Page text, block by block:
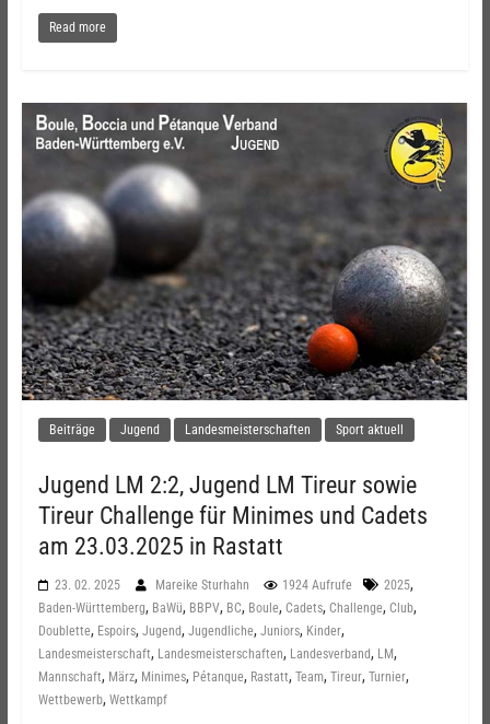
Read more
Beiträge Jugend Landesmeisterschaften Sport aktuell
Jugend LM 2:2, Jugend LM Tireur sowie
Tireur Challenge für Minimes und Cadets
am 23.03.2025 in Rastatt
23. 02. 2025 Mareike Sturhahn 1924 Aufrufe 2025,
Baden-Württemberg, BaWü, BBPV, BC, Boule, Cadets, Challenge, Club,
Doublette, Espoirs, Jugend, Jugendliche, Juniors, Kinder,
Landesmeisterschaft, Landesmeisterschaften, Landesverband, LM,
Mannschaft, März, Minimes, Pétanque, Rastatt, Team, Tireur, Turnier,
Wettbewerb, Wettkampf